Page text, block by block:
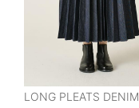
LONG PLEATS DENIM